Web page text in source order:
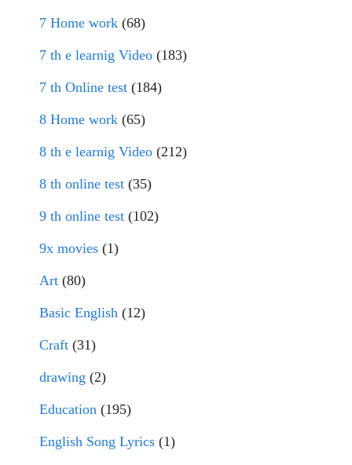
7 Home work (68)
7 th e learnig Video (183)
7 th Online test (184)
8 Home work (65)
8 th e learnig Video (212)
8 th online test (35)
9 th online test (102)
9x movies (1)
Art (80)
Basic English (12)
Craft (31)
drawing (2)
Education (195)
English Song Lyrics (1)